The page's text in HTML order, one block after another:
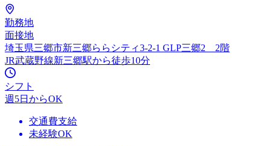
勤務地
面接地
埼玉県三郷市新三郷ららシティ3-2-1 GLP三郷2 2階
JR武蔵野線新三郷駅から徒歩10分
シフト
週5日からOK
交通費支給
未経験OK